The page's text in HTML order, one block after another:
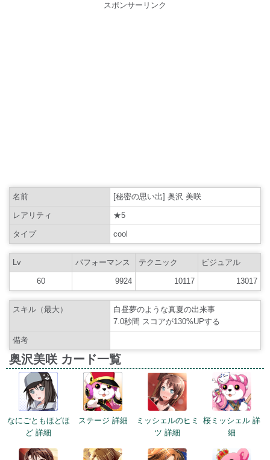
スポンサーリンク
名前 [秘密の思い出] 奥沢 美咲
レアリティ ★5
タイプ cool
Lv パフォーマンス テクニック ビジュアル
60 9924 10117 13017
スキル（最大）
白昼夢のような真夏の出来事
7.0秒間 スコアが130%UPする
備考
奥沢美咲 カード一覧
なにごともほどほ
ど 詳細
ステージ 詳細
ミッシェルのヒミ
ツ 詳細
桜ミッシェル 詳
細